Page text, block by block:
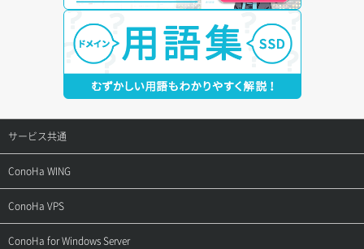
サービス共通
サポートトップ
ご契約・お支払い
ConoHa WING
サポートトップ
ご利用ガイド
ConoHa VPS
サポートトップ
ConoHa for Windows Server